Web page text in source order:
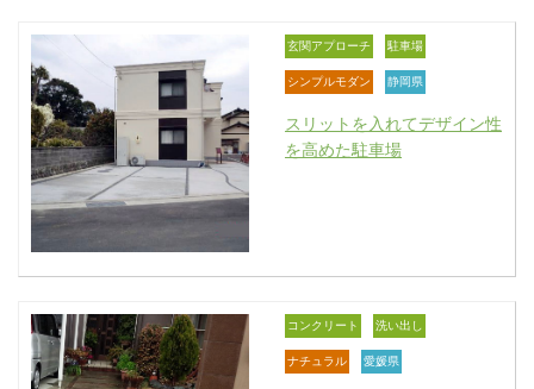
玄関アプローチ 駐車場
シンプルモダン 静岡県
スリットを入れてデザイン性
を高めた駐車場
コンクリート 洗い出し
ナチュラル 愛媛県